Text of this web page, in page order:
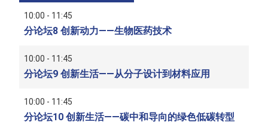
10:00 - 11:45
分论坛8 创新动力——生物医药技术
10:00 - 11:45
分论坛9 创新生活——从分子设计到材料应用
10:00 - 11:45
分论坛10 创新生活——碳中和导向的绿色低碳转型